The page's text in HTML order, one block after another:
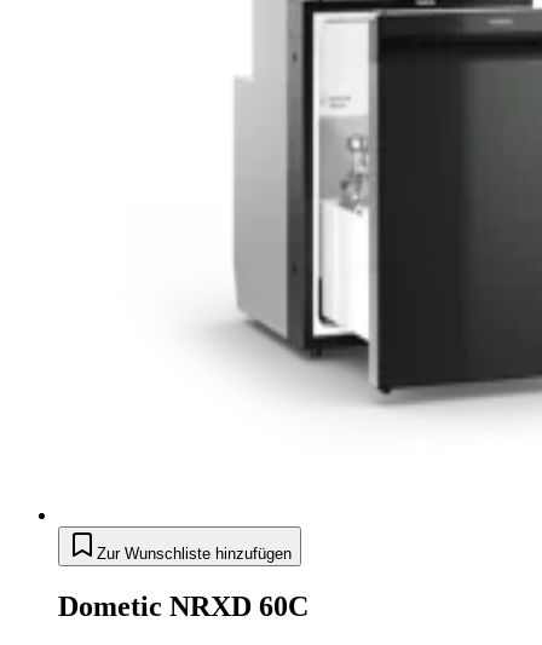
Zur Wunschliste hinzufügen
Dometic NRXD 60C